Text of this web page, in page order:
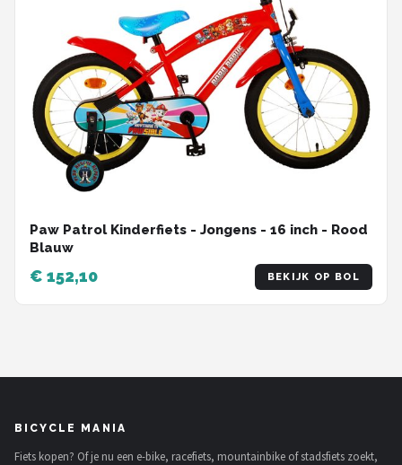
Paw Patrol Kinderfiets - Jongens - 16 inch - Rood
Blauw
€ 152,10 BEKIJK OP BOL
BICYCLE MANIA
Fiets kopen? Of je nu een e-bike, racefiets, mountainbike of stadsfiets zoekt,